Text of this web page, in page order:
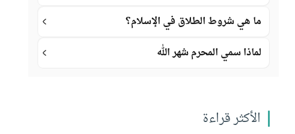
ما هي شروط الطلاق في الإسلام؟
لماذا سمي المحرم شهر الله
الأكثر قراءة